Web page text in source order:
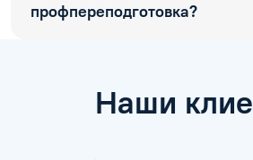
профпереподготовка?
Наши